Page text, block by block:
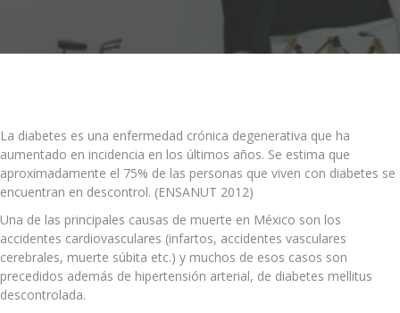
La diabetes es una enfermedad crónica degenerativa que ha
aumentado en incidencia en los últimos años. Se estima que
aproximadamente el 75% de las personas que viven con diabetes se
encuentran en descontrol. (ENSANUT 2012)
Una de las principales causas de muerte en México son los
accidentes cardiovasculares (infartos, accidentes vasculares
cerebrales, muerte súbita etc.) y muchos de esos casos son
precedidos además de hipertensión arterial, de diabetes mellitus
descontrolada.